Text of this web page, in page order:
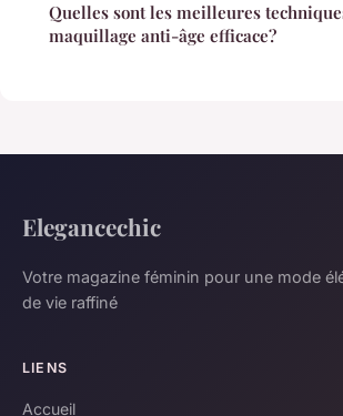
Quelles sont les meilleures
maquillage anti-âge efficace?
Elegancechic
Votre magazine féminin pour une mode
de vie raffiné
LIENS
Accueil